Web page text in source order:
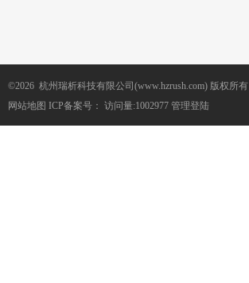
©2026 杭州瑞析科技有限公司(www.hzrush.com) 版权所有
网站地图 ICP备案号： 访问量:1002977 管理登陆